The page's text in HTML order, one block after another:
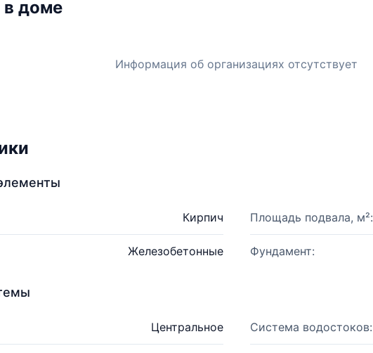
в доме
Информация об организациях отсутствует
Кирпич Площадь подвала, м²:
Железобетонные Фундамент:
Центральное Система водостоков: